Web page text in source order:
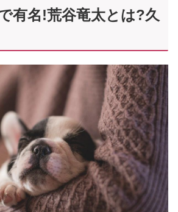
有名!荒谷竜太とは?久